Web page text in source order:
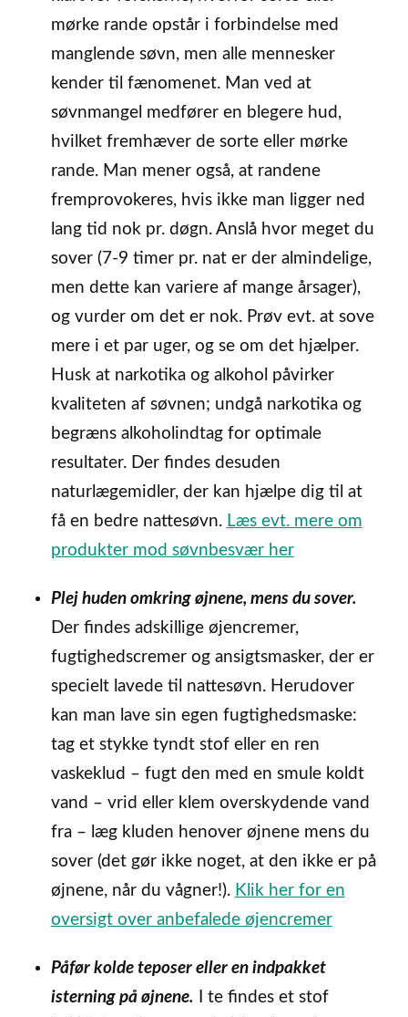
mørke rande opstår i forbindelse med
manglende søvn, men alle mennesker
kender til fænomenet. Man ved at
søvnmangel medfører en blegere hud,
hvilket fremhæver de sorte eller mørke
rande. Man mener også, at randene
fremprovokeres, hvis ikke man ligger ned
lang tid nok pr. døgn. Anslå hvor meget du
sover (7-9 timer pr. nat er der almindelige,
men dette kan variere af mange årsager),
og vurder om det er nok. Prøv evt. at sove
mere i et par uger, og se om det hjælper.
Husk at narkotika og alkohol påvirker
kvaliteten af søvnen; undgå narkotika og
begræns alkoholindtag for optimale
resultater. Der findes desuden
naturlægemidler, der kan hjælpe dig til at
få en bedre nattesøvn. Læs evt. mere om
produkter mod søvnbesvær her
Plej huden omkring øjnene, mens du sover.
Der findes adskillige øjencremer,
fugtighedscremer og ansigtsmasker, der er
specielt lavede til nattesøvn. Herudover
kan man lave sin egen fugtighedsmaske:
tag et stykke tyndt stof eller en ren
vaskeklud – fugt den med en smule koldt
vand – vrid eller klem overskydende vand
fra – læg kluden henover øjnene mens du
sover (det gør ikke noget, at den ikke er på
øjnene, når du vågner!). Klik her for en
oversigt over anbefalede øjencremer
Påfør kolde teposer eller en indpakket
isterning på øjnene. I te findes et stof